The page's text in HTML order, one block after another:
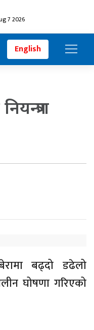
7 2026
English
बढ्दो डढेलो
घोषणा गरिएको